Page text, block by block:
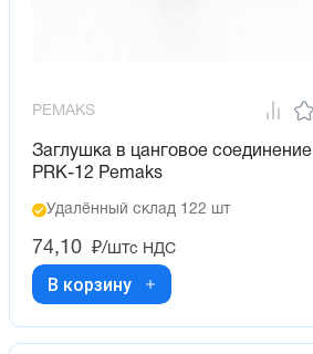
PEMAKS
Заглушка в цанговое соединение
PRK-12 Pemaks
Удалённый склад 122 шт
74,10 ₽/штс НДС
В корзину